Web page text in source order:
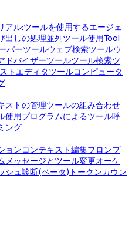
アル:ツールを使用するエージェ
出しの処理並列ツール使用Tool
バーツールウェブ検索ツールウ
ドバイザーツールツール検索ツ
トエディタツールコンピュータ
ストの管理ツールの組み合わせ
使用プログラムによるツール呼
ング
ョンコンテキスト編集プロンプ
メッセージとツール変更オーケ
シュ診断(ベータ) トークンカウン